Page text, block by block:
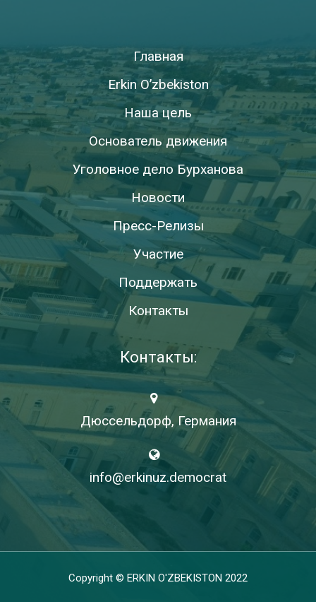
Главная
Erkin O’zbekiston
Наша цель
Основатель движения
Уголовное дело Бурханова
Новости
Пресс-Релизы
Участие
Поддержать
Контакты
Контакты:
Дюссельдорф, Германия
info@erkinuz.democrat
Copyright © ERKIN O'ZBEKISTON 2022